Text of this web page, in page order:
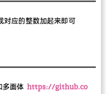
对应的整数加起来即可
多面体 https://github.co